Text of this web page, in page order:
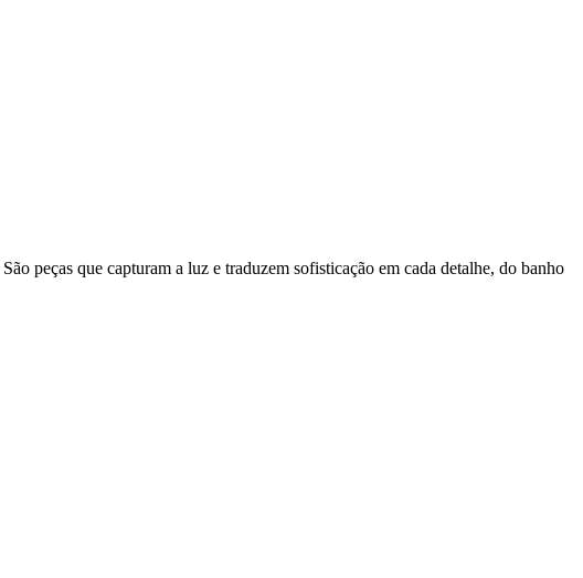
peças que capturam a luz e traduzem sofisticação em cada detalhe, do banho